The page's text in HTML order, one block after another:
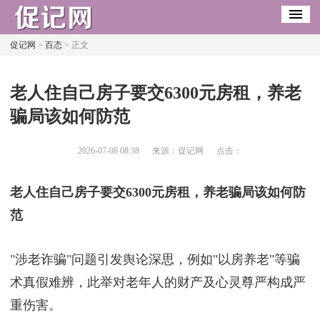
促记网 > 百态> 正文
​老人住自己房子要交6300元房租，养老
骗局该如何防范
2026-07-08 08:38 来源：促记网 点击：
老人住自己房子要交6300元房租，养老骗局该如何防
范
"涉老诈骗"问题引发舆论深思，例如"以房养老"等骗
术真假难辨，此举对老年人的财产及心灵尊严构成严
重伤害。